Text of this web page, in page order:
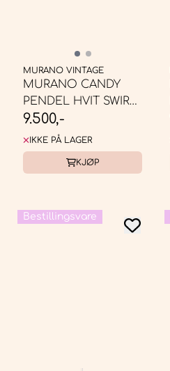
MURANO VINTAGE
MURANO CANDY
PENDEL HVIT SWIRL*
BESTILLINGSVARE
9.500,-
IKKE PÅ LAGER
KJØP
Bestillingsvare